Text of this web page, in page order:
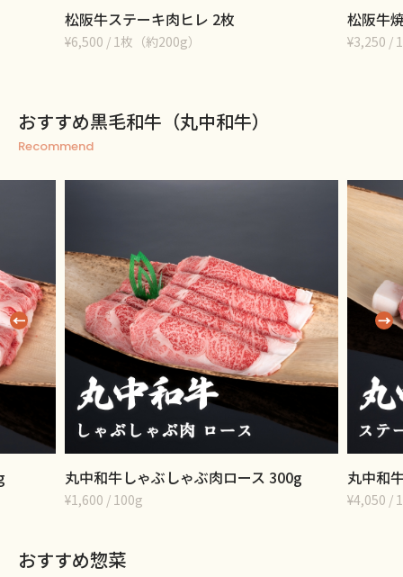
松阪牛ステーキ肉ヒレ 2枚
¥6,500 / 1枚（約200g）
松阪牛
¥3,250 /
おすすめ黒毛和牛（丸中和牛）
Recommend
丸中和牛しゃぶしゃぶ肉ロース 300g
¥1,600 / 100g
丸中和
¥4,050 /
おすすめ惣菜